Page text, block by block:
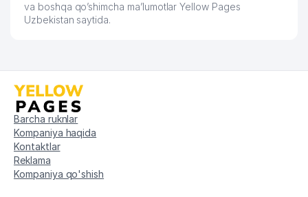
va boshqa qo’shimcha ma’lumotlar Yellow Pages
Uzbekistan saytida.
Barcha ruknlar
Kompaniya haqida
Kontaktlar
Reklama
Kompaniya qo'shish